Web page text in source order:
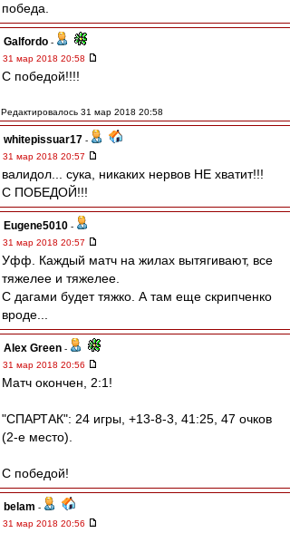
победа.
Galfordo -
31 мар 2018 20:58
С победой!!!!
Редактировалось 31 мар 2018 20:58
whitepissuar17 -
31 мар 2018 20:57
валидол... сука, никаких нервов НЕ хватит!!!
С ПОБЕДОЙ!!!
Eugene5010 -
31 мар 2018 20:57
Уфф. Каждый матч на жилах вытягивают, все
тяжелее и тяжелее.
С дагами будет тяжко. А там еще скрипченко
вроде...
Alex Green -
31 мар 2018 20:56
Матч окончен, 2:1!
"СПАРТАК": 24 игры, +13-8-3, 41:25, 47 очков
(2-е место).
С победой!
belam -
31 мар 2018 20:56